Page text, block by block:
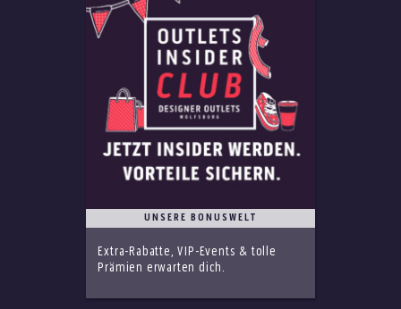
UNSERE BONUSWELT
Extra-Rabatte, VIP-Events & tolle
Prämien erwarten dich.